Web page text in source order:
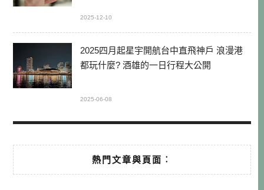
2025-12-10
2025四月起星宇開航台中直飛神戶 浪漫港
都玩什麼? 酒雄的一日行程大公開
2025-06-08
熱門文章與頁面︰